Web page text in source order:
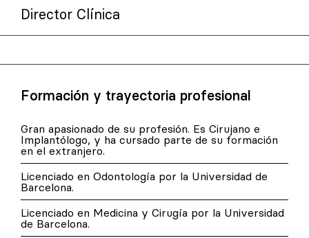
Director Clínica
Formación y trayectoria profesional
Gran apasionado de su profesión. Es Cirujano e
Implantólogo, y ha cursado parte de su formación
en el extranjero.
Licenciado en Odontología por la Universidad de
Barcelona.
Licenciado en Medicina y Cirugía por la Universidad
de Barcelona.